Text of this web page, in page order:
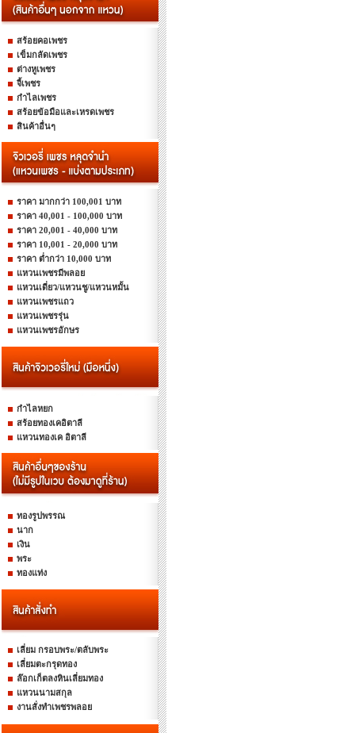
สร้อยคอเพชร
เข็มกลัดเพชร
ต่างหูเพชร
จี้เพชร
กำไลเพชร
สร้อยข้อมือและเหรดเพชร
สินค้าอื่นๆ
ราคา มากกว่า 100,001 บาท
ราคา 40,001 - 100,000 บาท
ราคา 20,001 - 40,000 บาท
ราคา 10,001 - 20,000 บาท
ราคา ต่ำกว่า 10,000 บาท
แหวนเพชรมีพลอย
แหวนเดี่ยว/แหวนชู/แหวนหมั้น
แหวนเพชรแถว
แหวนเพชรรุ่น
แหวนเพชรอักษร
กำไลหยก
สร้อยทองเคอิตาลี
แหวนทองเค อิตาลี
ทองรูปพรรณ
นาก
เงิน
พระ
ทองแท่ง
เลี่ยม กรอบพระ/ตลับพระ
เลี่ยมตะกรุดทอง
ล๊อกเก็ตลงหินเลี่ยมทอง
แหวนนามสกุล
งานสั่งทำเพชรพลอย